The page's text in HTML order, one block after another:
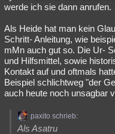
werde ich sie dann anrufen.
Als Heide hat man kein
Schritt- Anleitung, wie
mMn auch gut so. Die Ur-
und Hilfsmittel, sowie
Kontakt auf und oftmals
Beispiel schlichtweg "der
auch heute noch unsagbar
paxito schrieb:
Als Asatru